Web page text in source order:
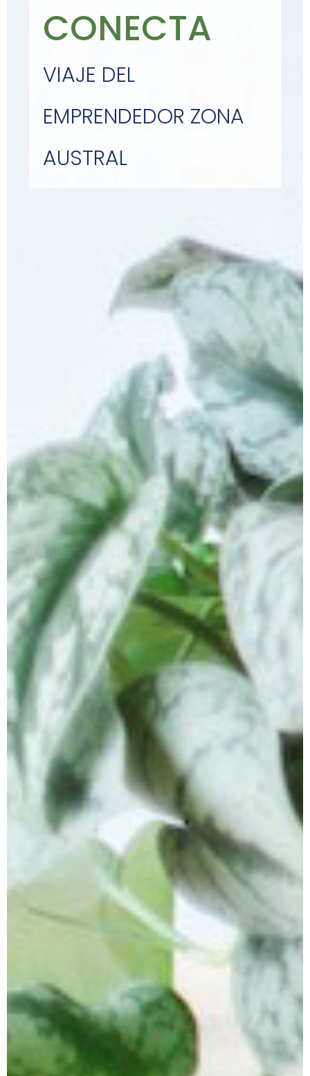
CONECTA
VIAJE DEL
EMPRENDEDOR ZONA
AUSTRAL